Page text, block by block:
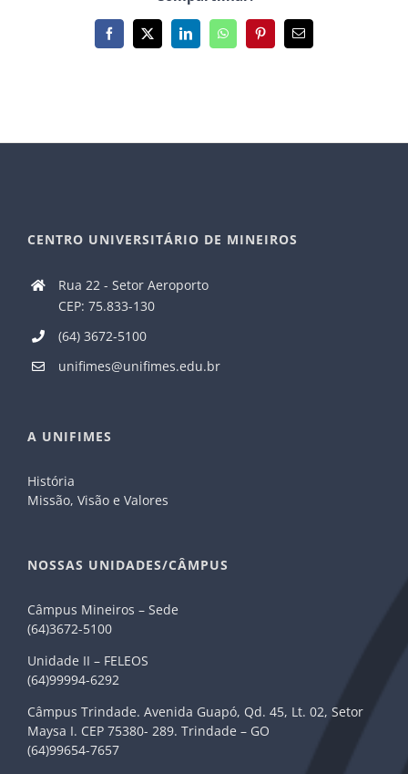
Facebook
X LinkedInWhatsAppPinterest
E-
mail
CENTRO UNIVERSITÁRIO DE MINEIROS
Rua 22 - Setor Aeroporto
CEP: 75.833-130
(64) 3672-5100
unifimes@unifimes.edu.br
A UNIFIMES
História
Missão, Visão e Valores
NOSSAS UNIDADES/CÂMPUS
Câmpus Mineiros – Sede
(64)3672-5100
Unidade II – FELEOS
(64)99994-6292
Câmpus Trindade. Avenida Guapó, Qd. 45, Lt. 02, Setor
Maysa I. CEP 75380- 289. Trindade – GO
(64)99654-7657